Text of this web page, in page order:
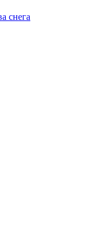
снега